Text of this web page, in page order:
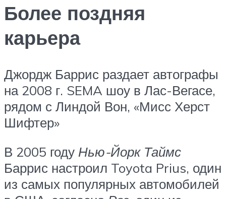
Более поздняя
карьера
Джордж Баррис раздает автографы
на 2008 г. SEMA шоу в Лас-Вегасе,
рядом с Линдой Вон, «Мисс Херст
Шифтер»
В 2005 году Нью-Йорк Таймс
Баррис настроил Toyota Prius, один
из самых популярных автомобилей